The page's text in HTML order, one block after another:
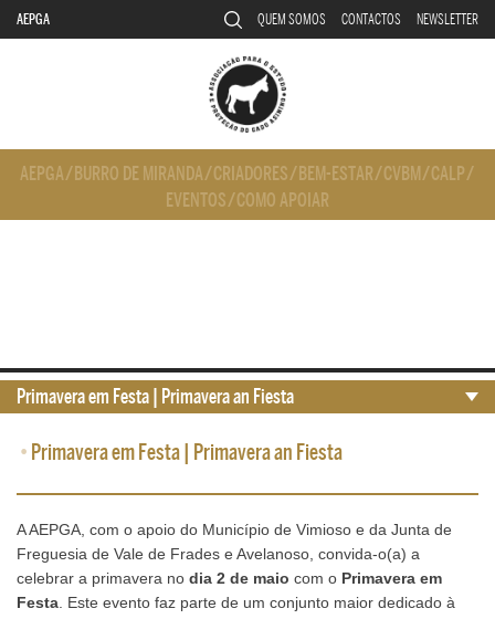
AEPGA QUEM SOMOS CONTACTOS NEWSLETTER
AEPGA/ BURRO DE MIRANDA/CRIADORES/ BEM-ESTAR/CVBM/CALP/
EVENTOS/COMO APOIAR
• Primavera em Festa | Primavera an Fiesta
A AEPGA, com o apoio do Município de Vimioso e da Junta de
Freguesia de Vale de Frades e Avelanoso, convida-o(a) a
celebrar a primavera no dia 2 de maio com o Primavera em
Festa . Este evento faz parte de um conjunto maior dedicado à
Primavera em Festa | Primavera an Fiesta